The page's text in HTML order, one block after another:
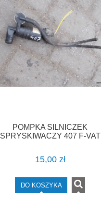
POMPKA SILNICZEK
SPRYSKIWACZY 407 F-VAT
15,00 zł
DO KOSZYKA